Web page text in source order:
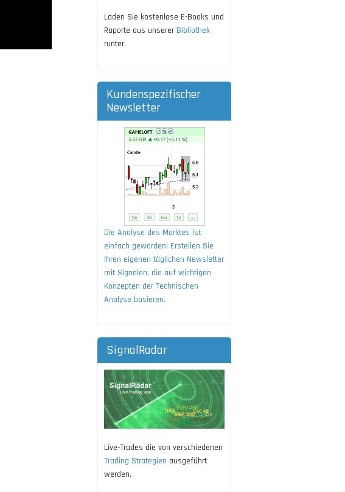
Laden Sie kostenlose E-Books und
Raporte aus unserer Bibliothek
runter.
Kundenspezifischer
Newsletter
Die Analyse des Marktes ist
einfach geworden! Erstellen Sie
Ihren eigenen täglichen Newsletter
mit Signalen, die auf wichtigen
Konzepten der Technischen
Analyse basieren.
SignalRadar
Live-Trades die von verschiedenen
Trading Strategien ausgeführt
werden.